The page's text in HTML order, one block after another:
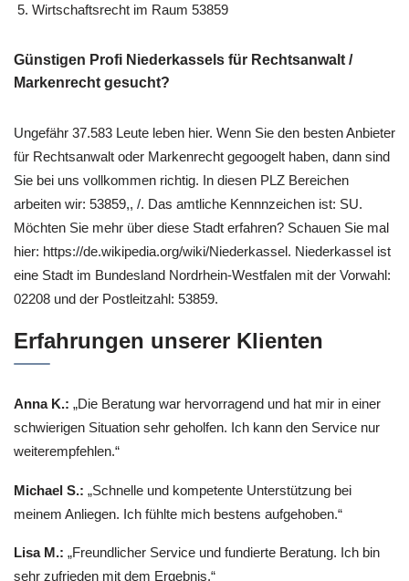
Wirtschaftsrecht im Raum 53859
Günstigen Profi Niederkassels für Rechtsanwalt /
Markenrecht gesucht?
Ungefähr 37.583 Leute leben hier. Wenn Sie den besten Anbieter
für Rechtsanwalt oder Markenrecht gegoogelt haben, dann sind
Sie bei uns vollkommen richtig. In diesen PLZ Bereichen
arbeiten wir: 53859,, /. Das amtliche Kennnzeichen ist: SU.
Möchten Sie mehr über diese Stadt erfahren? Schauen Sie mal
hier: https://de.wikipedia.org/wiki/Niederkassel. Niederkassel ist
eine Stadt im Bundesland Nordrhein-Westfalen mit der Vorwahl:
02208 und der Postleitzahl: 53859.
Erfahrungen unserer Klienten
Anna K.: „Die Beratung war hervorragend und hat mir in einer
schwierigen Situation sehr geholfen. Ich kann den Service nur
weiterempfehlen.“
Michael S.: „Schnelle und kompetente Unterstützung bei
meinem Anliegen. Ich fühlte mich bestens aufgehoben.“
Lisa M.: „Freundlicher Service und fundierte Beratung. Ich bin
sehr zufrieden mit dem Ergebnis.“